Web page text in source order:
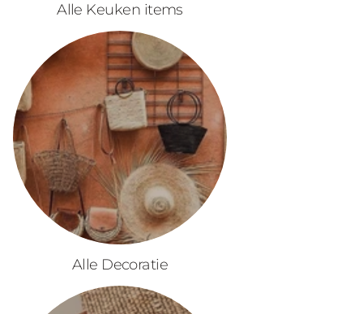
Alle Keuken items
Alle Decoratie